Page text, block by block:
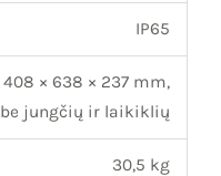
IP65
408 × 638 × 237 mm,
be jungčių ir laikiklių
30,5 kg